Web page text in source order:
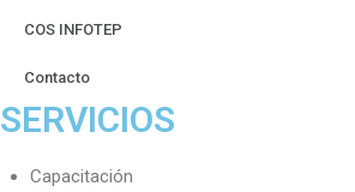
COS INFOTEP
Contacto
SERVICIOS
Capacitación